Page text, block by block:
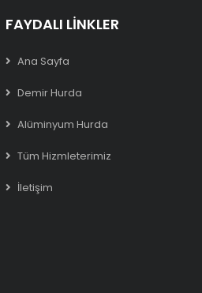
FAYDALI LINKLER
Ana Sayfa
Demir Hurda
Alüminyum Hurda
Tüm Hizmleterimiz
İletişim